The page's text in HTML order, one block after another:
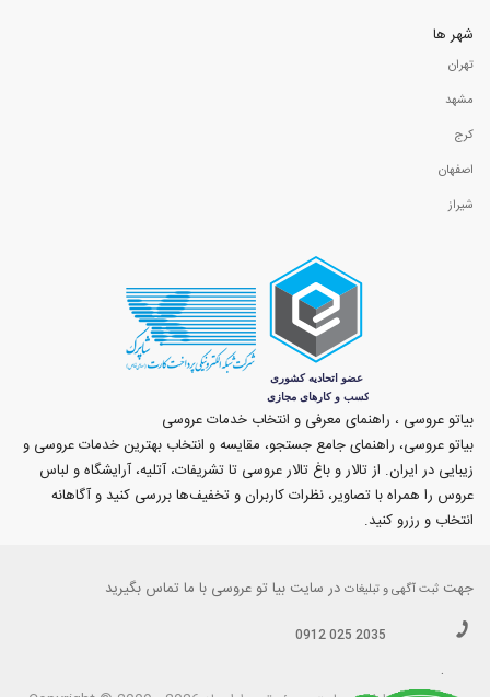
شهر ها
تهران
مشهد
کرج
اصفهان
شیراز
بیاتو عروسی ، راهنمای معرفی و انتخاب خدمات عروسی
بیاتو عروسی، راهنمای جامع جستجو، مقایسه و انتخاب بهترین خدمات عروسی و
زیبایی در ایران. از تالار و باغ تالار عروسی تا تشریفات، آتلیه، آرایشگاه و لباس
عروس را همراه با تصاویر، نظرات کاربران و تخفیف‌ها بررسی کنید و آگاهانه
انتخاب و رزرو کنید.
جهت ثبت آگهی و تبلیغات در سایت بیا تو عروسی با ما تماس بگیرید
0912 025 2035
.